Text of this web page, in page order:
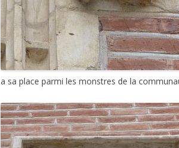
a sa place parmi les monstres de la